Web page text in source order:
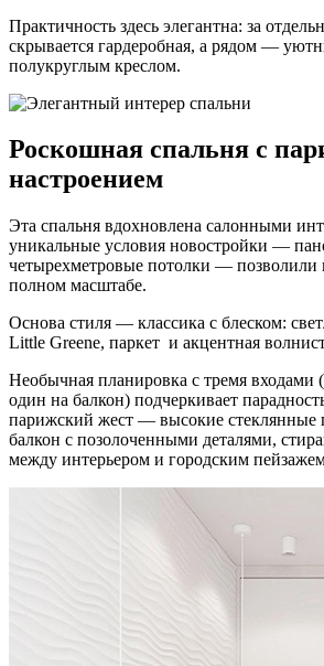
Практичность здесь элегантна: за
скрывается гардеробная, а рядом —
полукруглым креслом.
Роскошная спальня с
настроением
Эта спальня вдохновлена салонными
уникальные условия новостройки —
четырехметровые потолки — позволили
полном масштабе.
Основа стиля — классика с блеском:
Little Greene, паркет и акцентная
Необычная планировка с тремя входами
один на балкон) подчеркивает
парижский жест — высокие стеклянные
балкон с позолоченными деталями,
между интерьером и городским